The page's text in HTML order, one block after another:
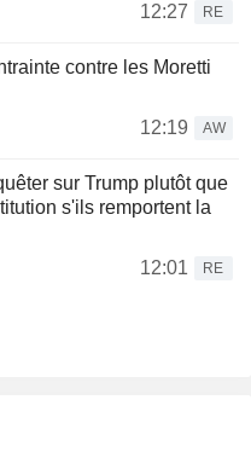
12:27
RE
contre les Moretti
12:19
AW
sur Trump plutôt que
s'ils remportent la
12:01
RE